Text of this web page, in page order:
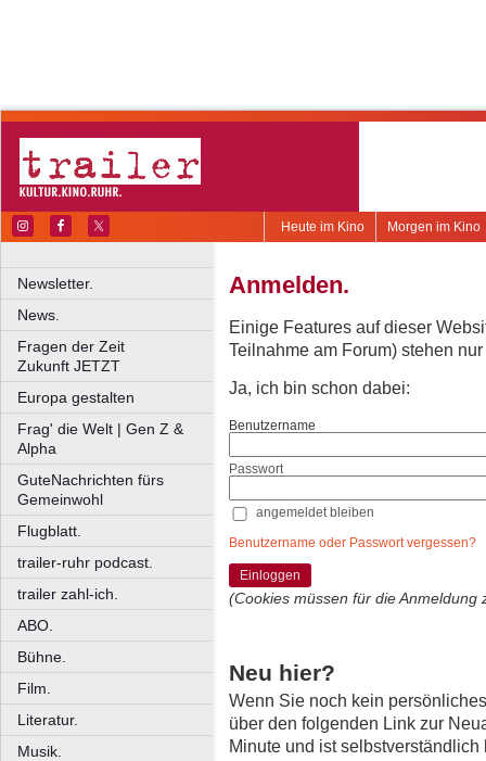
Morgen im Kino
Heute im Kino
Newsletter.
News.
Fragen der Zeit
Zukunft JETZT
Europa gestalten
Frag' die Welt | Gen Z &
Alpha
GuteNachrichten fürs
Gemeinwohl
Flugblatt.
trailer-ruhr podcast.
trailer zahl-ich.
ABO.
Bühne.
Film.
Literatur.
Musik.
Anmelden.
Einige Features auf dieser
Teilnahme am Forum) stehen
Ja, ich bin schon dabei:
Benutzername
Passwort
angemeldet bleiben
Benutzername oder Passwort vergessen?
Einloggen
(Cookies müssen für die Anmeldung
Neu hier?
Wenn Sie noch kein
über den folgenden Link zur
Minute und ist selbstverständlich